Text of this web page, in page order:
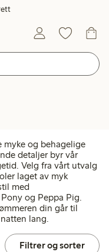
myke og behagelige
detaljer byr vår
Velg fra vårt utvalg
laget av myk
med
og Peppa Pig.
din går til
lang.
Filtrer og sorter